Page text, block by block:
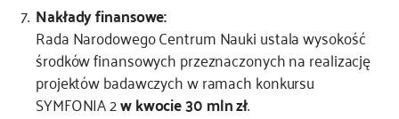
Nakłady finansowe:
Rada Narodowego Centrum Nauki ustala wysokość
środków finansowych przeznaczonych na realizację
projektów badawczych w ramach konkursu
SYMFONIA 2w kwocie 30 mln zł.